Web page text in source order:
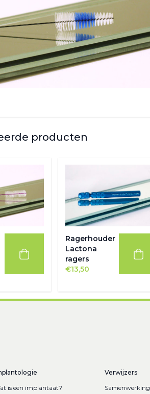
producten
Ragerhouder
Lactona
ragers
€13,50
is een implantaat?
Verwijzers
Samenwerking